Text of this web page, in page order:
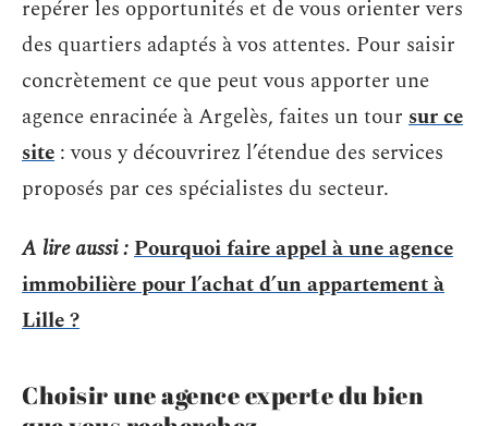
repérer les opportunités et de vous orienter vers
des quartiers adaptés à vos attentes. Pour saisir
concrètement ce que peut vous apporter une
agence enracinée à Argelès, faites un tour sur ce
site : vous y découvrirez l’étendue des services
proposés par ces spécialistes du secteur.
A lire aussi :Pourquoi faire appel à une agence
immobilière pour l’achat d’un appartement à
Lille ?
Choisir une agence experte du bien